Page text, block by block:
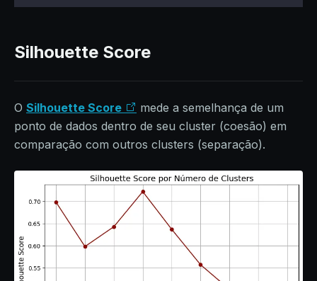
Silhouette Score
O Silhouette Score
mede a semelhança de um
ponto de dados dentro de seu cluster (coesão) em
comparação com outros clusters (separação).